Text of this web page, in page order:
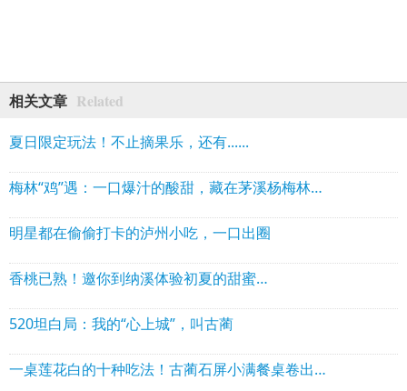
相关文章 Related
夏日限定玩法！不止摘果乐，还有......
梅林“鸡”遇：一口爆汁的酸甜，藏在茅溪杨梅林的跑山鸡里
明星都在偷偷打卡的泸州小吃，一口出圈
香桃已熟！邀你到纳溪体验初夏的甜蜜…
520坦白局：我的“心上城”，叫古蔺
一桌莲花白的十种吃法！古蔺石屏小满餐桌卷出“轻食”新滋味